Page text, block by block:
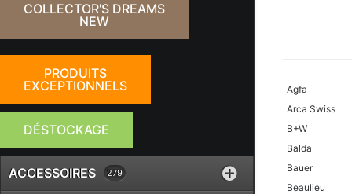
COLLECTOR'S DREAMS
NEW
PRODUITS
EXCEPTIONNELS
DÉSTOCKAGE
ACCESSOIRES 279
Agfa
Arca Swiss
B+W
Balda
Bauer
Beaulieu